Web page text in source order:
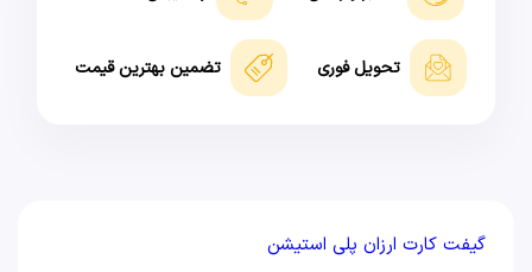
تحویل فوری تضمین بهترین قیمت
گیفت کارت ارزان پلی استیشن